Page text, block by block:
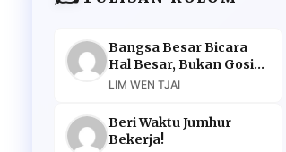
Bangsa Besar Bicara
Hal Besar, Bukan Gosip
Murahan
LIM WEN TJAI
Beri Waktu Jumhur
Bekerja!